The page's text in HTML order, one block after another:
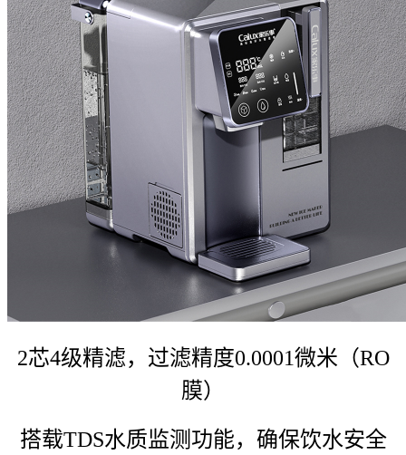
2芯4级精滤，过滤精度0.0001微米（RO
膜）
搭载TDS水质监测功能，确保饮水安全